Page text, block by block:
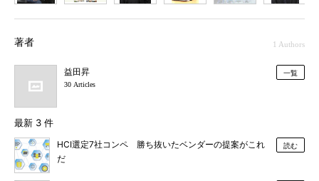
著者 1 Authors
益田昇
30 Articles
一覧
最新 3 件
HCI選定7社コンペ 勝ち抜いたベンダーの提案がこれ
だ
読む